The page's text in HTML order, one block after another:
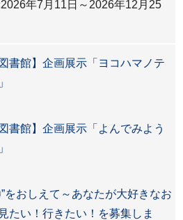
年7月11日～2026年12月25
書館】企画展示「ヨコハマノテ
書館】企画展示「よんでみよう
をおしえて～あなたが大好きなお
たい！行きたい！を募集しま